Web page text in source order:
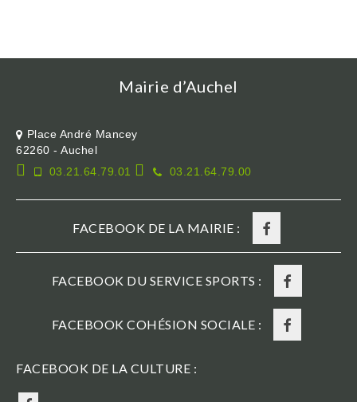
Mairie d’Auchel
Place André Mancey
62260 - Auchel
03.21.64.79.01
03.21.64.79.00
FACEBOOK DE LA MAIRIE :
FACEBOOK DU SERVICE SPORTS :
FACEBOOK COHÉSION SOCIALE :
FACEBOOK DE LA CULTURE :